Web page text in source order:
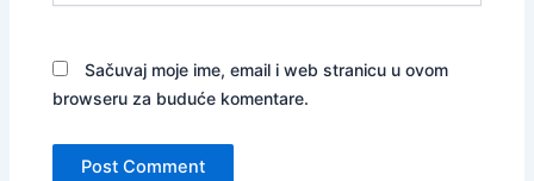
Sačuvaj moje ime, email i web stranicu u ovom
browseru za buduće komentare.